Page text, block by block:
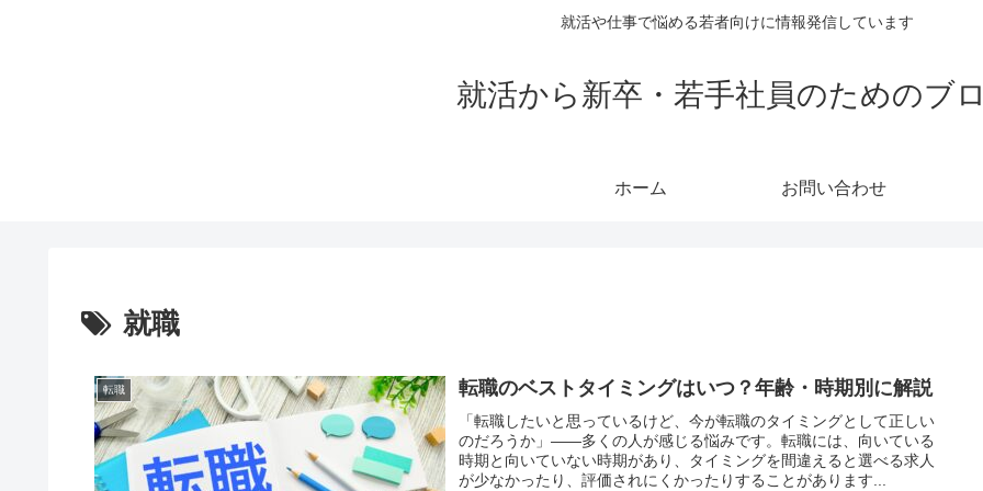
就活や仕事で悩める若者向けに情報発信しています
就活から新卒・若手社員のためのブ
ホーム お問い合わせ
就職
転職 転職のベストタイミングはいつ？年齢・時期別に解説
「転職したいと思っているけど、今が転職のタイミングとして正しい
のだろうか」——多くの人が感じる悩みです。転職には、向いている
時期と向いていない時期があり、タイミングを間違えると選べる求人
が少なかったり、評価されにくかったりすることがあります...